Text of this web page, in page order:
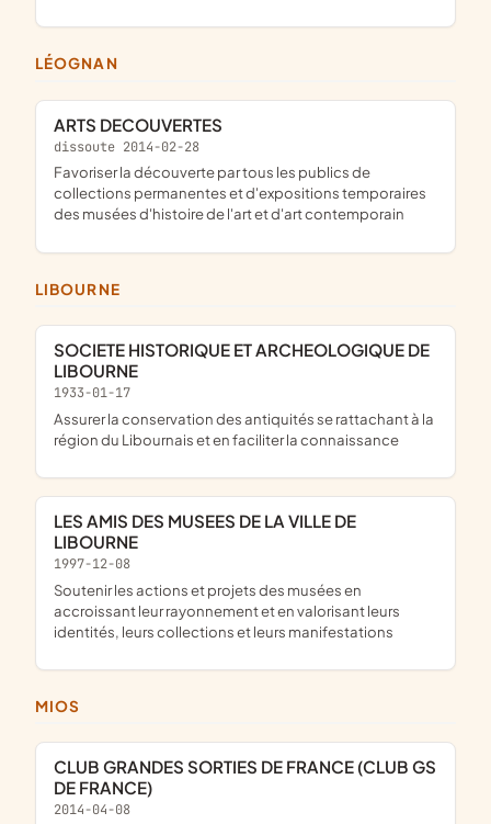
LÉOGNAN
ARTS DECOUVERTES
dissoute 2014-02-28
favoriser la découverte par tous les publics de
collections permanentes et d'expositions temporaires
des musées d'histoire de l'art et d'art contemporain
LIBOURNE
SOCIETE HISTORIQUE ET ARCHEOLOGIQUE DE
LIBOURNE
1933-01-17
assurer la conservation des antiquités se rattachant à la
région du Libournais et en faciliter la connaissance
LES AMIS DES MUSEES DE LA VILLE DE
LIBOURNE
1997-12-08
soutenir les actions et projets des musées en
accroissant leur rayonnement et en valorisant leurs
identités, leurs collections et leurs manifestations
MIOS
CLUB GRANDES SORTIES DE FRANCE (CLUB GS
DE FRANCE)
2014-04-08